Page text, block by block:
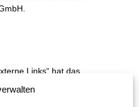
Links“ hat das
eines Links
– so das LG – nur